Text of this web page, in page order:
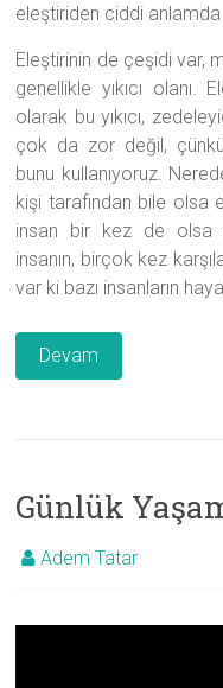
eleştiriden ciddi
Eleştirinin de çeşidi var,
genellikle yıkıcı olanı.
olarak bu yıkıcı,
çok da zor değil, çünkü
bunu kullanıyoruz.
kişi tarafından bile olsa
insan bir kez de olsa
insanın, birçok kez
var ki bazı insanların
Devam
Günlük
Adem Tatar